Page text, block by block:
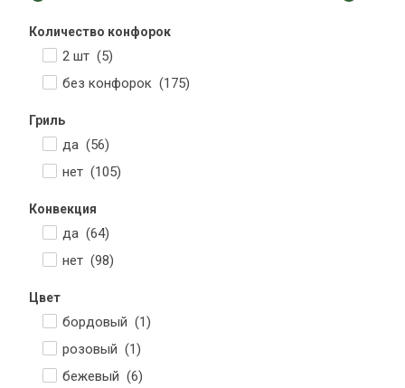
Количество конфорок
2 шт (5)
без конфорок (175)
Гриль
да (56)
нет (105)
Конвекция
да (64)
нет (98)
Цвет
бордовый (1)
розовый (1)
бежевый (6)